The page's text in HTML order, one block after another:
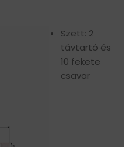
Szett: 2
távtartó és
10 fekete
csavar